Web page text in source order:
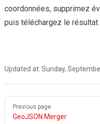
coordonnées, supprimez
puis téléchargez le résultat
Updated at: Sunday,
Pager
Previous page
GeoJSON Merger